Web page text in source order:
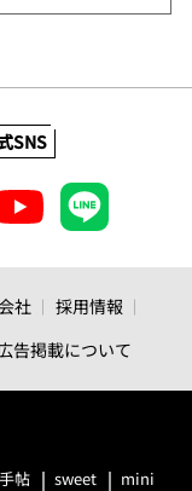
SNS
社
採用情報
告掲載について
帖 sweet mini